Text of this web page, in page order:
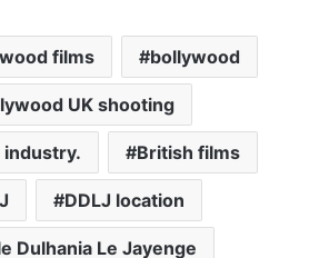
films bollywood
UK shooting
British films
DDLJ location
Dulhania Le Jayenge